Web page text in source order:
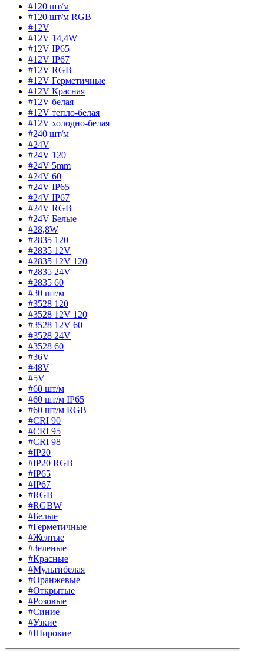
#120 шт/м
#120 шт/м RGB
#12V
#12V 14,4W
#12V IP65
#12V IP67
#12V RGB
#12V Герметичные
#12V Красная
#12V белая
#12V тепло-белая
#12V холодно-белая
#240 шт/м
#24V
#24V 120
#24V 5mm
#24V 60
#24V IP65
#24V IP67
#24V RGB
#24V Белые
#28,8W
#2835 120
#2835 12V
#2835 12V 120
#2835 24V
#2835 60
#30 шт/м
#3528 120
#3528 12V 120
#3528 12V 60
#3528 24V
#3528 60
#36V
#48V
#5V
#60 шт/м
#60 шт/м IP65
#60 шт/м RGB
#CRI 90
#CRI 95
#CRI 98
#IP20
#IP20 RGB
#IP65
#IP67
#RGB
#RGBW
#Белые
#Герметичные
#Желтые
#Зеленые
#Красные
#Мультибелая
#Оранжевые
#Открытые
#Розовые
#Синие
#Узкие
#Широкие